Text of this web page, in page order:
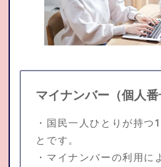
マイナンバー（個人番
・国民一人ひとりが持つ
とです。
・マイナンバーの利用に